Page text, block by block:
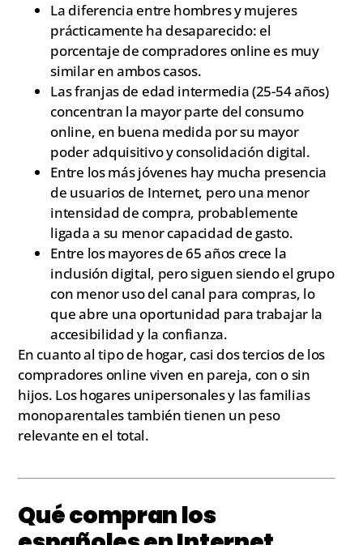
La diferencia entre hombres y mujeres
prácticamente ha desaparecido: el
porcentaje de compradores online es muy
similar en ambos casos.
Las franjas de edad intermedia (25-54 años)
concentran la mayor parte del consumo
online, en buena medida por su mayor
poder adquisitivo y consolidación digital.
Entre los más jóvenes hay mucha presencia
de usuarios de Internet, pero una menor
intensidad de compra, probablemente
ligada a su menor capacidad de gasto.
Entre los mayores de 65 años crece la
inclusión digital, pero siguen siendo el grupo
con menor uso del canal para compras, lo
que abre una oportunidad para trabajar la
accesibilidad y la confianza.
En cuanto al tipo de hogar, casi dos tercios de los
compradores online viven en pareja, con o sin
hijos. Los hogares unipersonales y las familias
monoparentales también tienen un peso
relevante en el total.
Qué compran los